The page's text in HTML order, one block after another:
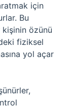
için
Bu
özünü
fiziksel
yol açar